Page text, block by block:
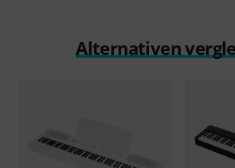
Alternativen